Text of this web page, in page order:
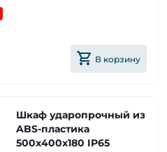
В корзину
Шкаф ударопрочный из
ABS-пластика
500х400х180 IP65